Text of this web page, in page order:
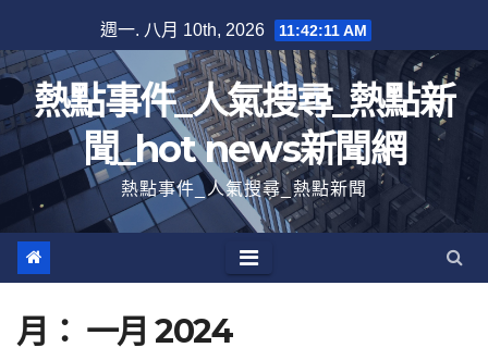
至
內
容
週一. 八月 10th, 2026 11:42:13 AM
熱點事件_人氣搜尋_熱點新
聞_hot news新聞網
熱點事件_人氣搜尋_熱點新聞
月： 一月 2024